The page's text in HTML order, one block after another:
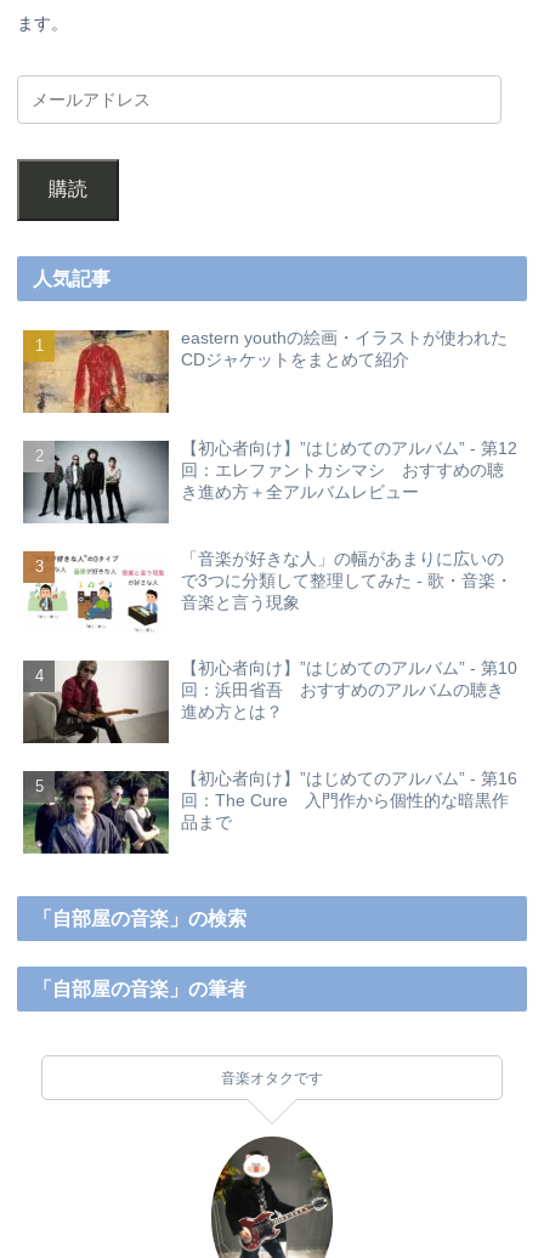
ます。
購読
人気記事
eastern youthの絵画・イラストが使われた
CDジャケットをまとめて紹介
【初心者向け】”はじめてのアルバム” - 第12
回：エレファントカシマシ おすすめの聴
き進め方＋全アルバムレビュー
「音楽が好きな人」の幅があまりに広いの
で3つに分類して整理してみた - 歌・音楽・
音楽と言う現象
【初心者向け】”はじめてのアルバム” - 第10
回：浜田省吾 おすすめのアルバムの聴き
進め方とは？
【初心者向け】”はじめてのアルバム” - 第16
回：The Cure 入門作から個性的な暗黒作
品まで
「自部屋の音楽」の検索
「自部屋の音楽」の筆者
音楽オタクです